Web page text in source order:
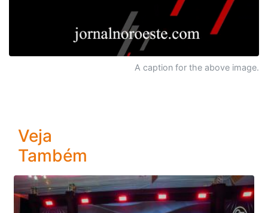
A caption for the above image.
Veja
Também